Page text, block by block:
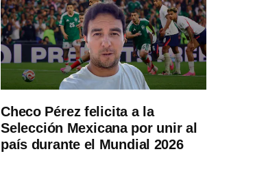
Checo Pérez felicita a la
Selección Mexicana por unir al
país durante el Mundial 2026